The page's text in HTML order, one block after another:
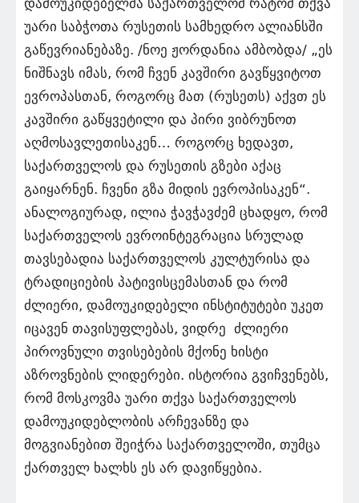
დამოუკიდებელმა საქართველომ რატომ თქვა
უარი საბჭოთა რუსეთის სამხედრო ალიანსში
გაწევრიანებაზე. /ნოე ჟორდანია ამბობდა/ „ეს
ნიშნავს იმას, რომ ჩვენ კავშირი გავწყვიტოთ
ევროპასთან, როგორც მათ (რუსეთს) აქვთ ეს
კავშირი გაწყვეტილი და პირი ვიბრუნოთ
აღმოსავლეთისაკენ… როგორც ხედავთ,
საქართველოს და რუსეთის გზები აქაც
გაიყარნენ. ჩვენი გზა მიდის ევროპისაკენ“.
ანალოგიურად, ილია ჭავჭავძემ ცხადყო, რომ
საქართველოს ევროინტეგრაცია სრულად
თავსებადია საქართველოს კულტურისა და
ტრადიციების პატივისცემასთან და რომ
ძლიერი, დამოუკიდებელი ინსტიტუტები უკეთ
იცავენ თავისუფლებას, ვიდრე ძლიერი
პიროვნული თვისებების მქონე ხისტი
აზროვნების ლიდერები. ისტორია გვიჩვენებს,
რომ მოსკოვმა უარი თქვა საქართველოს
დამოუკიდებლობის არჩევანზე და
მოგვიანებით შეიჭრა საქართველოში, თუმცა
ქართველ ხალხს ეს არ დავიწყებია.